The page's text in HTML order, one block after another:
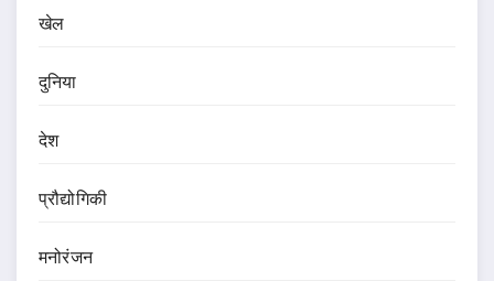
खेल
दुनिया
देश
प्रौद्योगिकी
मनोरंजन